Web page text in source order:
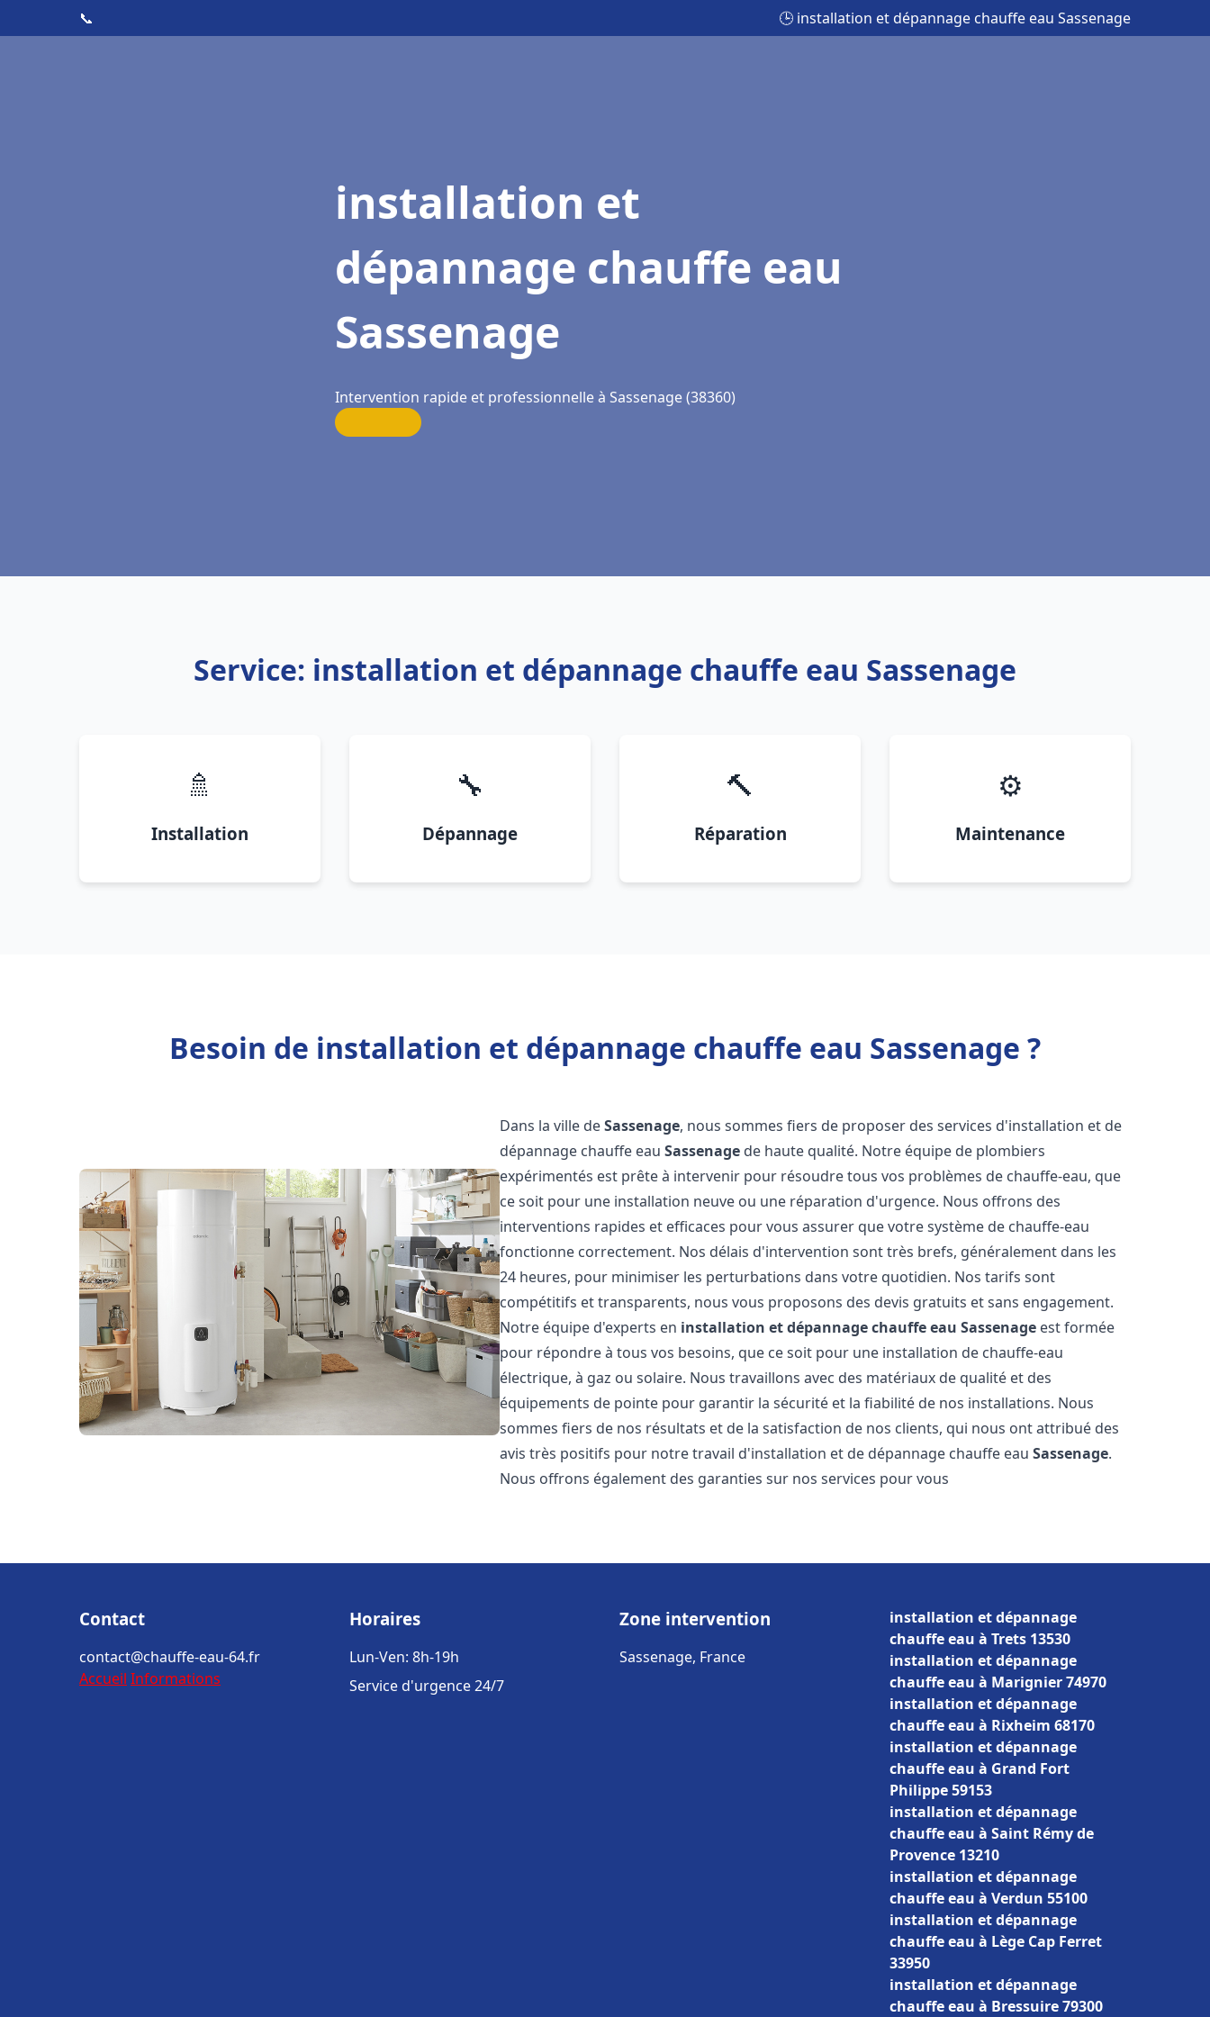
📞 🕒 installation et dépannage chauffe eau Sassenage
installation et
dépannage chauffe eau
Sassenage
Intervention rapide et professionnelle à Sassenage (38360)
Service: installation et dépannage chauffe eau Sassenage
🚿
Installation
🔧
Dépannage
🔨
Réparation
⚙️
Maintenance
Besoin de installation et dépannage chauffe eau Sassenage ?
Dans la ville deSassenage, nous sommes fiers de proposer des services d'installation et de
dépannage chauffe eauSassenage de haute qualité. Notre équipe de plombiers
expérimentés est prête à intervenir pour résoudre tous vos problèmes de chauffe-eau, que
ce soit pour une installation neuve ou une réparation d'urgence. Nous offrons des
interventions rapides et efficaces pour vous assurer que votre système de chauffe-eau
fonctionne correctement. Nos délais d'intervention sont très brefs, généralement dans les
24 heures, pour minimiser les perturbations dans votre quotidien. Nos tarifs sont
compétitifs et transparents, nous vous proposons des devis gratuits et sans engagement.
Notre équipe d'experts en installation et dépannage chauffe eau Sassenage est formée
pour répondre à tous vos besoins, que ce soit pour une installation de chauffe-eau
électrique, à gaz ou solaire. Nous travaillons avec des matériaux de qualité et des
équipements de pointe pour garantir la sécurité et la fiabilité de nos installations. Nous
sommes fiers de nos résultats et de la satisfaction de nos clients, qui nous ont attribué des
avis très positifs pour notre travail d'installation et de dépannage chauffe eauSassenage.
Nous offrons également des garanties sur nos services pour vous
Contact
contact@chauffe-eau-64.fr
Accueil Informations
Horaires
Lun-Ven: 8h-19h
Service d'urgence 24/7
Zone intervention
Sassenage, France
installation et dépannage
chauffe eau à Trets 13530
installation et dépannage
chauffe eau à Marignier 74970
installation et dépannage
chauffe eau à Rixheim 68170
installation et dépannage
chauffe eau à Grand Fort
Philippe 59153
installation et dépannage
chauffe eau à Saint Rémy de
Provence 13210
installation et dépannage
chauffe eau à Verdun 55100
installation et dépannage
chauffe eau à Lège Cap Ferret
33950
installation et dépannage
chauffe eau à Bressuire 79300